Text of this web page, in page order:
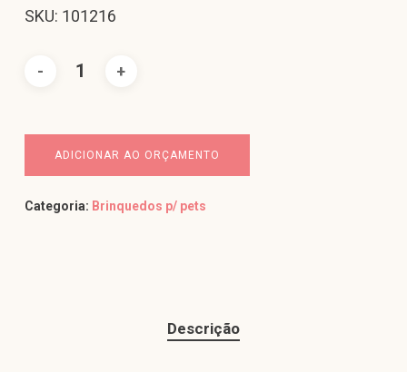
SKU: 101216
ADICIONAR AO ORÇAMENTO
Categoria: Brinquedos p/ pets
Descrição